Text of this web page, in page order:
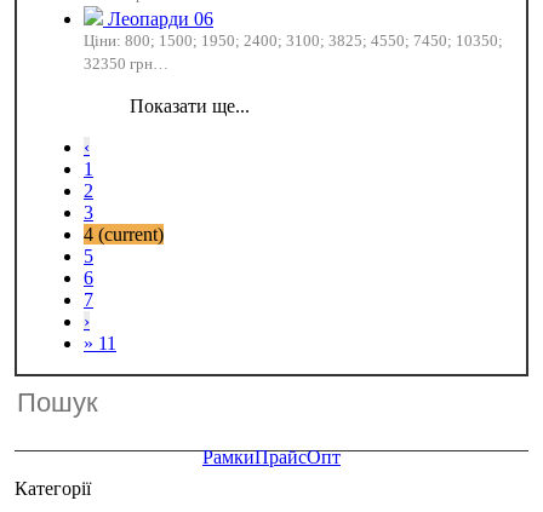
Леопарди 06
Ціни: 800; 1500; 1950; 2400; 3100; 3825; 4550; 7450; 10350;
32350 грн…
‹
1
2
3
4 (current)
5
6
7
›
» 11
РамкиПрайсОпт
Категорії